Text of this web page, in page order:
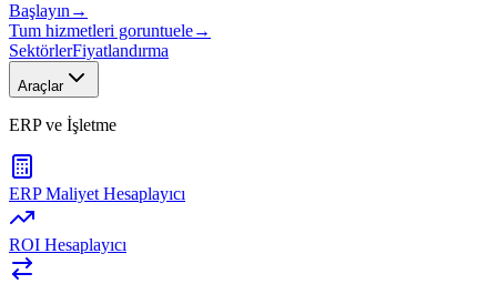
Başlayın →
Tum hizmetleri goruntuele→
SektörlerFiyatlandırma
Araçlar
ERP ve İşletme
ERP Maliyet Hesaplayıcı
ROI Hesaplayıcı